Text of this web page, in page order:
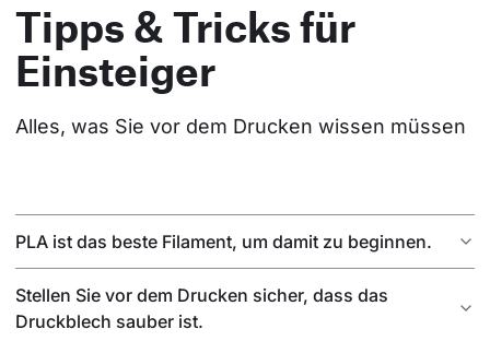
Tipps & Tricks für
Einsteiger
Alles, was Sie vor dem Drucken wissen müssen
PLA ist das beste Filament, um damit zu beginnen.
Stellen Sie vor dem Drucken sicher, dass das
Druckblech sauber ist.